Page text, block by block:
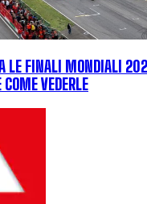
LE FINALI MONDIALI
VEDERLE